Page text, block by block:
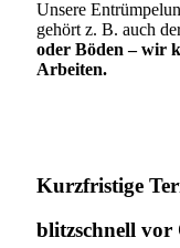
Unsere
gehört z. B. auch
oder Böden – wir
Arbeiten.
Kurzfristige
blitzschnell vor